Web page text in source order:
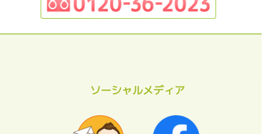
ソーシャルメディア